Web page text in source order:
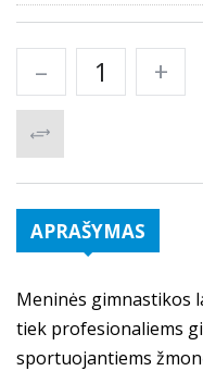
– +
APRAŠYMAS
Meninės gimnastikos
tiek profesionaliems
sportuojantiems